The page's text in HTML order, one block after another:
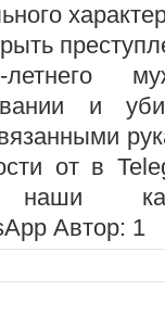
и
от в
наши
Автор: 1